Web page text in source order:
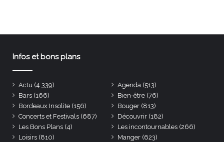
Infos et bons plans
Actu (4 339) Agenda (513)
Bars (166) Bien-être (76)
Bordeaux Insolite (156) Bouger (813)
Concerts et Festivals (687) Découvrir (182)
Les Bons Plans (4) Les incontournables (266)
Loisirs (810) Manger (623)